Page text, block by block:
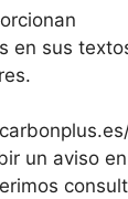
en sus
un aviso en